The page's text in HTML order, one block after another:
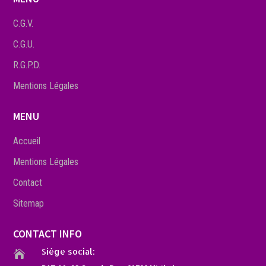
C.G.V.
C.G.U.
R.G.P.D.
Mentions Légales
MENU
Accueil
Mentions Légales
Contact
Sitemap
CONTACT INFO
 Siège social: